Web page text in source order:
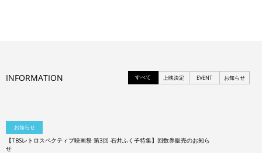
INFORMATION すべて 上映決定 EVENT お知らせ
お知らせ
【TBSレトロスペクティブ映画祭 第3回 石井ふく子特集】回数券販売のお知ら
せ